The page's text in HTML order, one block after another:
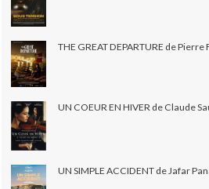
THE GREAT DEPARTURE de Pierre
UN COEUR EN HIVER de Claude
UN SIMPLE ACCIDENT de Jafar